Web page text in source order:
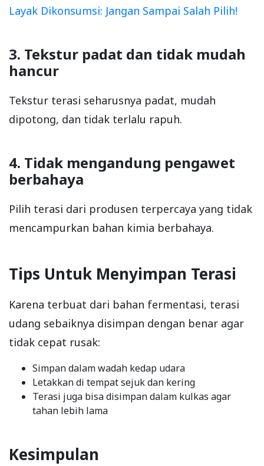
Layak Dikonsumsi: Jangan Sampai Salah Pilih!
3. Tekstur padat dan tidak mudah
hancur
Tekstur terasi seharusnya padat, mudah
dipotong, dan tidak terlalu rapuh.
4. Tidak mengandung pengawet
berbahaya
Pilih terasi dari produsen terpercaya yang tidak
mencampurkan bahan kimia berbahaya.
Tips Untuk Menyimpan Terasi
Karena terbuat dari bahan fermentasi, terasi
udang sebaiknya disimpan dengan benar agar
tidak cepat rusak:
Simpan dalam wadah kedap udara
Letakkan di tempat sejuk dan kering
Terasi juga bisa disimpan dalam kulkas agar
tahan lebih lama
Kesimpulan